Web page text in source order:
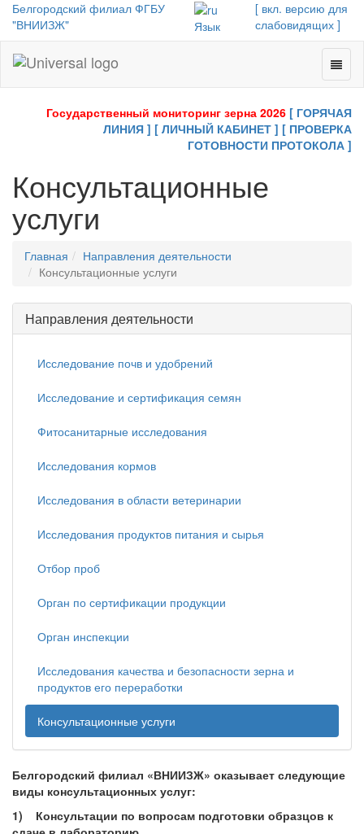
Белгородский филиал ФГБУ
"ВНИИЗЖ"
Язык
[ вкл. версию для
слабовидящих ]
-
Toggle
Государственный мониторинг зерна 2026 [ ГОРЯЧАЯ
ЛИНИЯ ] [ ЛИЧНЫЙ КАБИНЕТ ] [ ПРОВЕРКА
ГОТОВНОСТИ ПРОТОКОЛА ]
Консультационные
услуги
Главная
Направления деятельности
Консультационные услуги
Направления деятельности
Исследование почв и удобрений
Исследование и сертификация семян
Фитосанитарные исследования
Исследования кормов
Исследования в области ветеринарии
Исследования продуктов питания и сырья
Отбор проб
Орган по сертификации продукции
Орган инспекции
Исследования качества и безопасности зерна и
продуктов его переработки
Консультационные услуги
Белгородский филиал «ВНИИЗЖ» оказывает следующие
виды консультационных услуг:
1) Консультации по вопросам подготовки образцов к